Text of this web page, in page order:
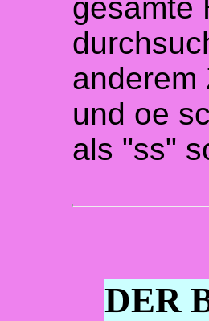
gesamte
anderem
und oe
als "ss"
DER